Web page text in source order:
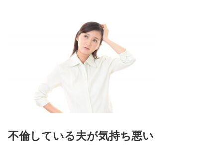
不倫している夫が気持ち悪い